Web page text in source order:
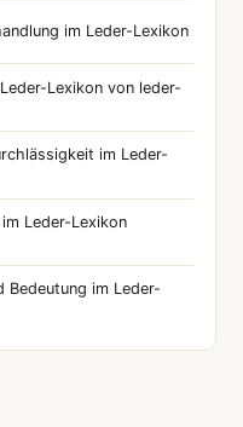
im Leder-Lexikon
Lexikon von leder-
im Leder-
Leder-Lexikon
Bedeutung im Leder-